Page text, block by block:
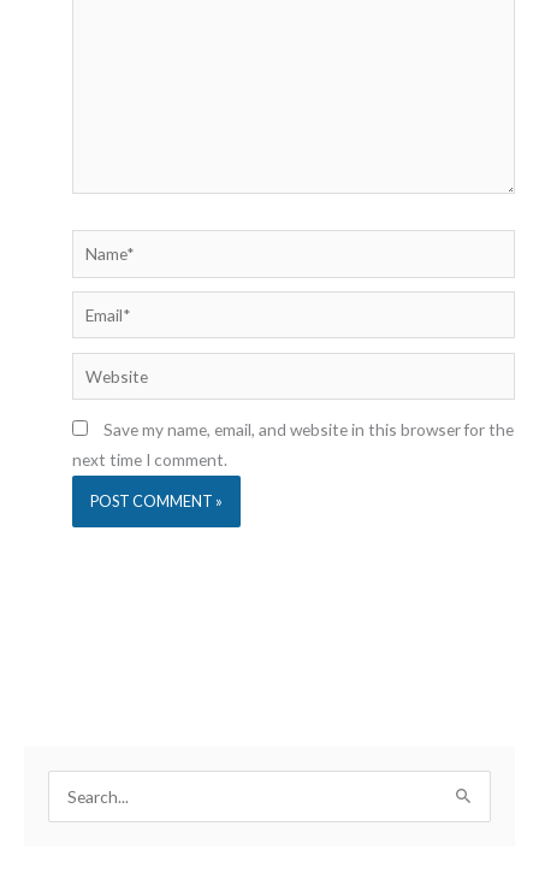
Name*
Email*
Website
Save my name, email, and website in this browser for the
next time I comment.